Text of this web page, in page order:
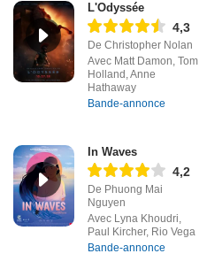
L'Odyssée
4,3
De Christopher Nolan
Avec Matt Damon, Tom
Holland, Anne
Hathaway
Bande-annonce
In Waves
4,2
De Phuong Mai
Nguyen
Avec Lyna Khoudri,
Paul Kircher, Rio Vega
Bande-annonce